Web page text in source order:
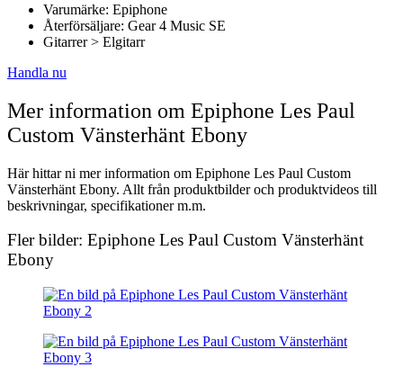
Varumärke: Epiphone
Återförsäljare: Gear 4 Music SE
Gitarrer > Elgitarr
Handla nu
Mer information om Epiphone Les Paul
Custom Vänsterhänt Ebony
Här hittar ni mer information om Epiphone Les Paul Custom
Vänsterhänt Ebony. Allt från produktbilder och produktvideos till
beskrivningar, specifikationer m.m.
Fler bilder: Epiphone Les Paul Custom Vänsterhänt
Ebony